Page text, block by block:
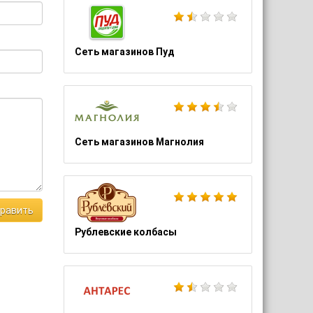
Сеть магазинов Пуд
Сеть магазинов Магнолия
Рублевские колбасы